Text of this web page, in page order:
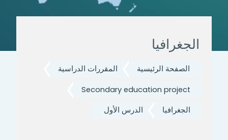
الجغرافيا
الصفحة الرئيسية المقررات الدراسية
Secondary education project
الجغرافيا الدرس الأول